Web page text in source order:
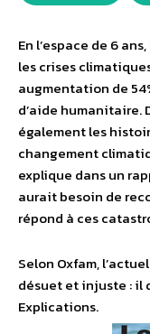
En l’espace de 6
les crises
augmentation de
d’aide humanitaire.
également les
changement
explique dans un
aurait besoin de
répond à ces
Selon Oxfam,
désuet et injuste : il
Explications.